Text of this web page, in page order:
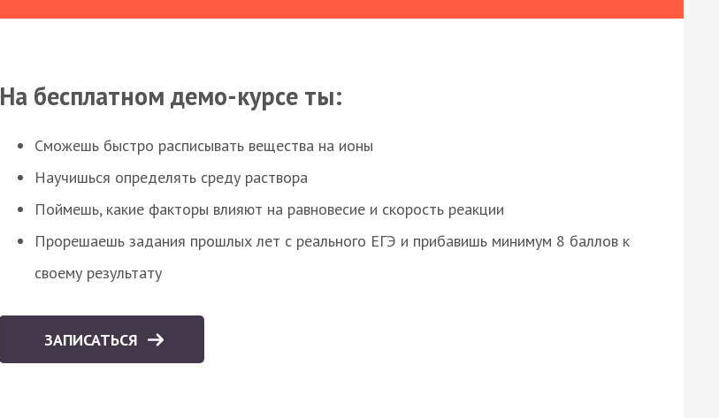
На бесплатном демо-курсе ты:
Сможешь быстро расписывать вещества на ионы
Научишься определять среду раствора
Поймешь, какие факторы влияют на равновесие и скорость реакции
Прорешаешь задания прошлых лет с реального ЕГЭ и прибавишь минимум 8 баллов к
своему результату
ЗАПИСАТЬСЯ